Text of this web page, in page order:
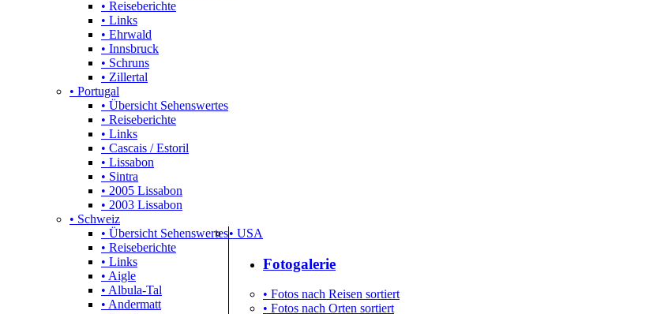
• Reiseberichte
• Links
• Ehrwald
• Innsbruck
• Schruns
• Zillertal
• Portugal
• Übersicht Sehenswertes
• Reiseberichte
• Links
• Cascais / Estoril
• Lissabon
• Sintra
• 2005 Lissabon
• 2003 Lissabon
• Schweiz
• Übersicht Sehenswertes
• Reiseberichte
• Links
• Aigle
• Albula-Tal
• Andermatt
• USA
Fotogalerie
• Fotos nach Reisen sortiert
• Fotos nach Orten sortiert